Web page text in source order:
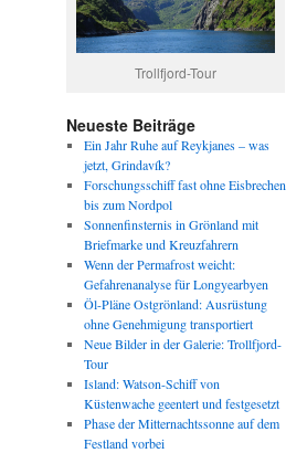
Trollfjord-Tour
Neueste Beiträge
Ein Jahr Ruhe auf Reykjanes – was
jetzt, Grindavík?
Forschungsschiff fast ohne Eisbrechen
bis zum Nordpol
Sonnenfinsternis in Grönland mit
Briefmarke und Kreuzfahrern
Wenn der Permafrost weicht:
Gefahrenanalyse für Longyearbyen
Öl-Pläne Ostgrönland: Ausrüstung
ohne Genehmigung transportiert
Neue Bilder in der Galerie: Trollfjord-
Tour
Island: Watson-Schiff von
Küstenwache geentert und festgesetzt
Phase der Mitternachtssonne auf dem
Festland vorbei